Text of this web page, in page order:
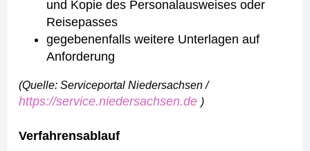
und Kopie des Personalausweises oder
Reisepasses
gegebenenfalls weitere Unterlagen auf
Anforderung
(Quelle: Serviceportal Niedersachsen /
https://service.niedersachsen.de )
Verfahrensablauf